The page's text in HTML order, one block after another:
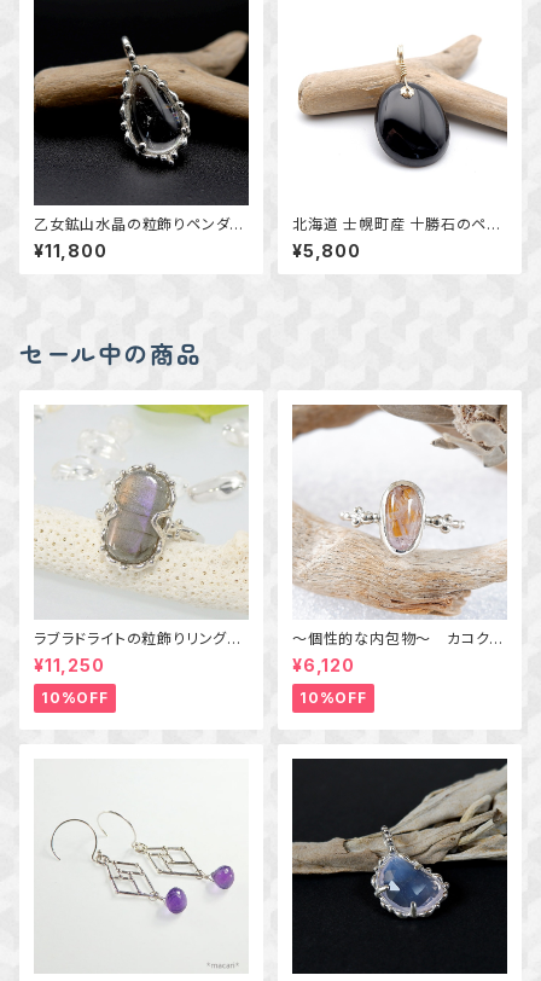
乙女鉱山水晶の粒飾りペンダン
ト ～国産鉱物～ ＊天然石アク
セサリー ペンダントトップ 一
点物＊
¥11,800
北海道 士幌町産 十勝石のペン
ダント ｋ14GF 天然石アクセサ
リー 一点物 macari
¥5,800
セール中の商品
ラブラドライトの粒飾りリング
（パープル＆オレンジ） 16号
¥11,250
10%OFF
～個性的な内包物～ カコクセ
ナイトインアメジストの粒飾りリ
ング 10号 天然石アクセサリ
ー 一点物 macari
¥6,120
10%OFF